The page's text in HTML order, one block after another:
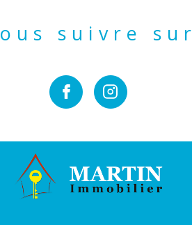
Nous suivre sur